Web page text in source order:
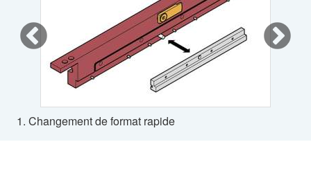
1. Changement de format rapide